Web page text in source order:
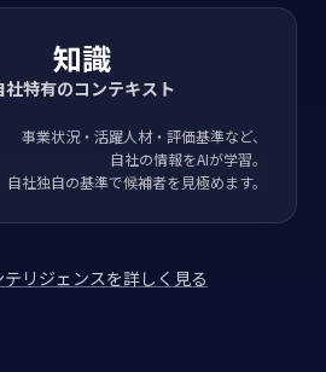
知識
社特有のコンテキスト
事業状況・活躍人材・評価基準など、
自社の情報をAIが学習。
社独自の基準で候補者を見極めます。
リジェンスを詳しく見る